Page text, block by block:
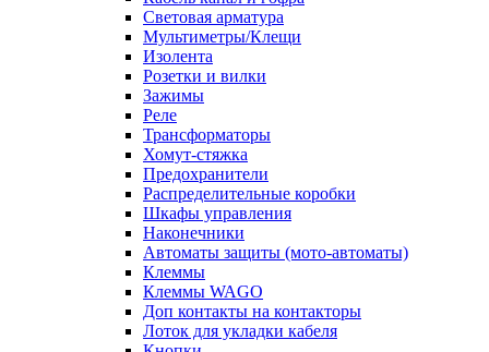
Световая арматура
Мультиметры/Клещи
Изолента
Розетки и вилки
Зажимы
Реле
Трансформаторы
Хомут-стяжка
Предохранители
Распределительные коробки
Шкафы управления
Наконечники
Автоматы защиты (мото-автоматы)
Клеммы
Клеммы WAGO
Доп контакты на контакторы
Лоток для укладки кабеля